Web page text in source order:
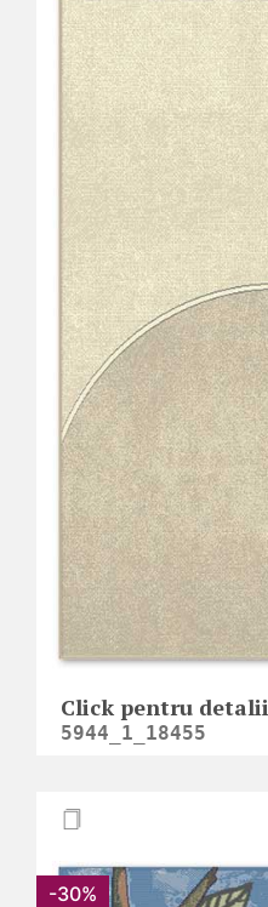
Click pentru detalii
5944_1_18455
-30%